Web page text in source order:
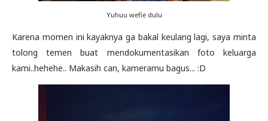
Yuhuu wefie dulu
Karena momen ini kayaknya ga bakal keulang lagi, saya minta
tolong temen buat mendokumentasikan foto keluarga
kami..hehehe.. Makasih can, kameramu bagus... :D